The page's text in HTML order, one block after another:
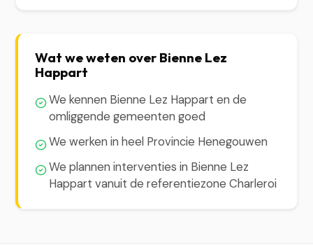
Wat we weten over Bienne Lez
Happart
We kennen Bienne Lez Happart en de
omliggende gemeenten goed
We werken in heel Provincie Henegouwen
We plannen interventies in Bienne Lez
Happart vanuit de referentiezone Charleroi